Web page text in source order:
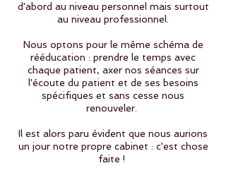
d'abord au niveau personnel mais surtout
au niveau professionnel.
Nous optons pour le même schéma de
rééducation : prendre le temps avec
chaque patient, axer nos séances sur
l'écoute du patient et de ses besoins
spécifiques et sans cesse nous
renouveler.
Il est alors paru évident que nous aurions
un jour notre propre cabinet : c'est chose
faite !